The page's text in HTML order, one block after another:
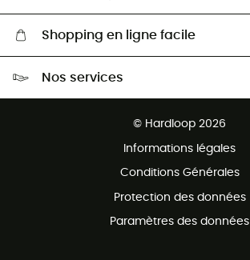
Shopping en ligne facile
Nos services
© Hardloop 2026
Informations légales
Conditions Générales
Protection des données
Paramètres des données